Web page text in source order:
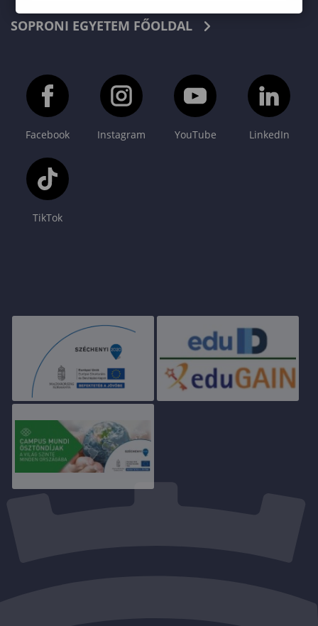
SOPRONI EGYETEM FŐOLDAL
Facebook Instagram YouTube LinkedIn
TikTok